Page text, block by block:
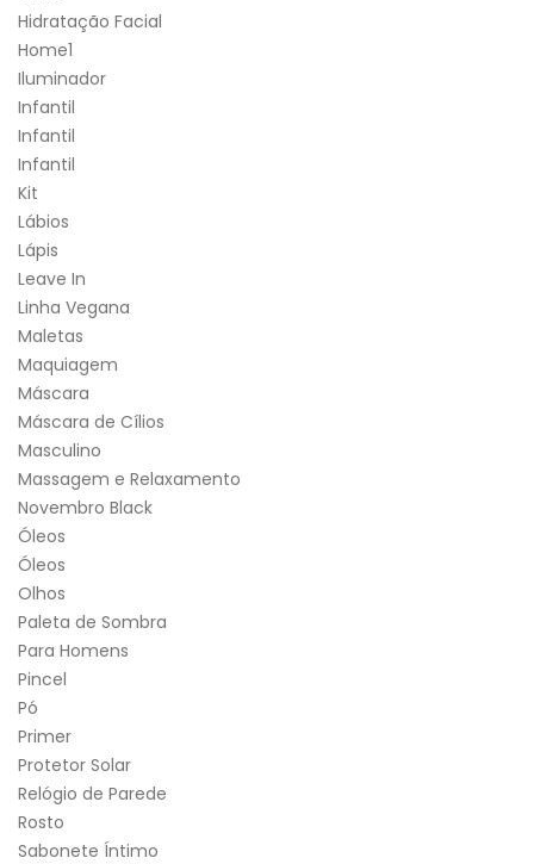
Hidratação Facial
Home1
Iluminador
Infantil
Infantil
Infantil
Kit
Lábios
Lápis
Leave In
Linha Vegana
Maletas
Maquiagem
Máscara
Máscara de Cílios
Masculino
Massagem e Relaxamento
Novembro Black
Óleos
Óleos
Olhos
Paleta de Sombra
Para Homens
Pincel
Pó
Primer
Protetor Solar
Relógio de Parede
Rosto
Sabonete Íntimo